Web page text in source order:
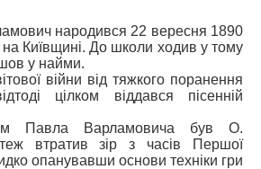
народився 22 вересня 1890
на Київщині. До школи ходив у тому
у найми.
війни від тяжкого поранення
цілком віддався пісенній
Павла Варламовича був О.
втратив зір з часів Першої
опанувавши основи техніки гри